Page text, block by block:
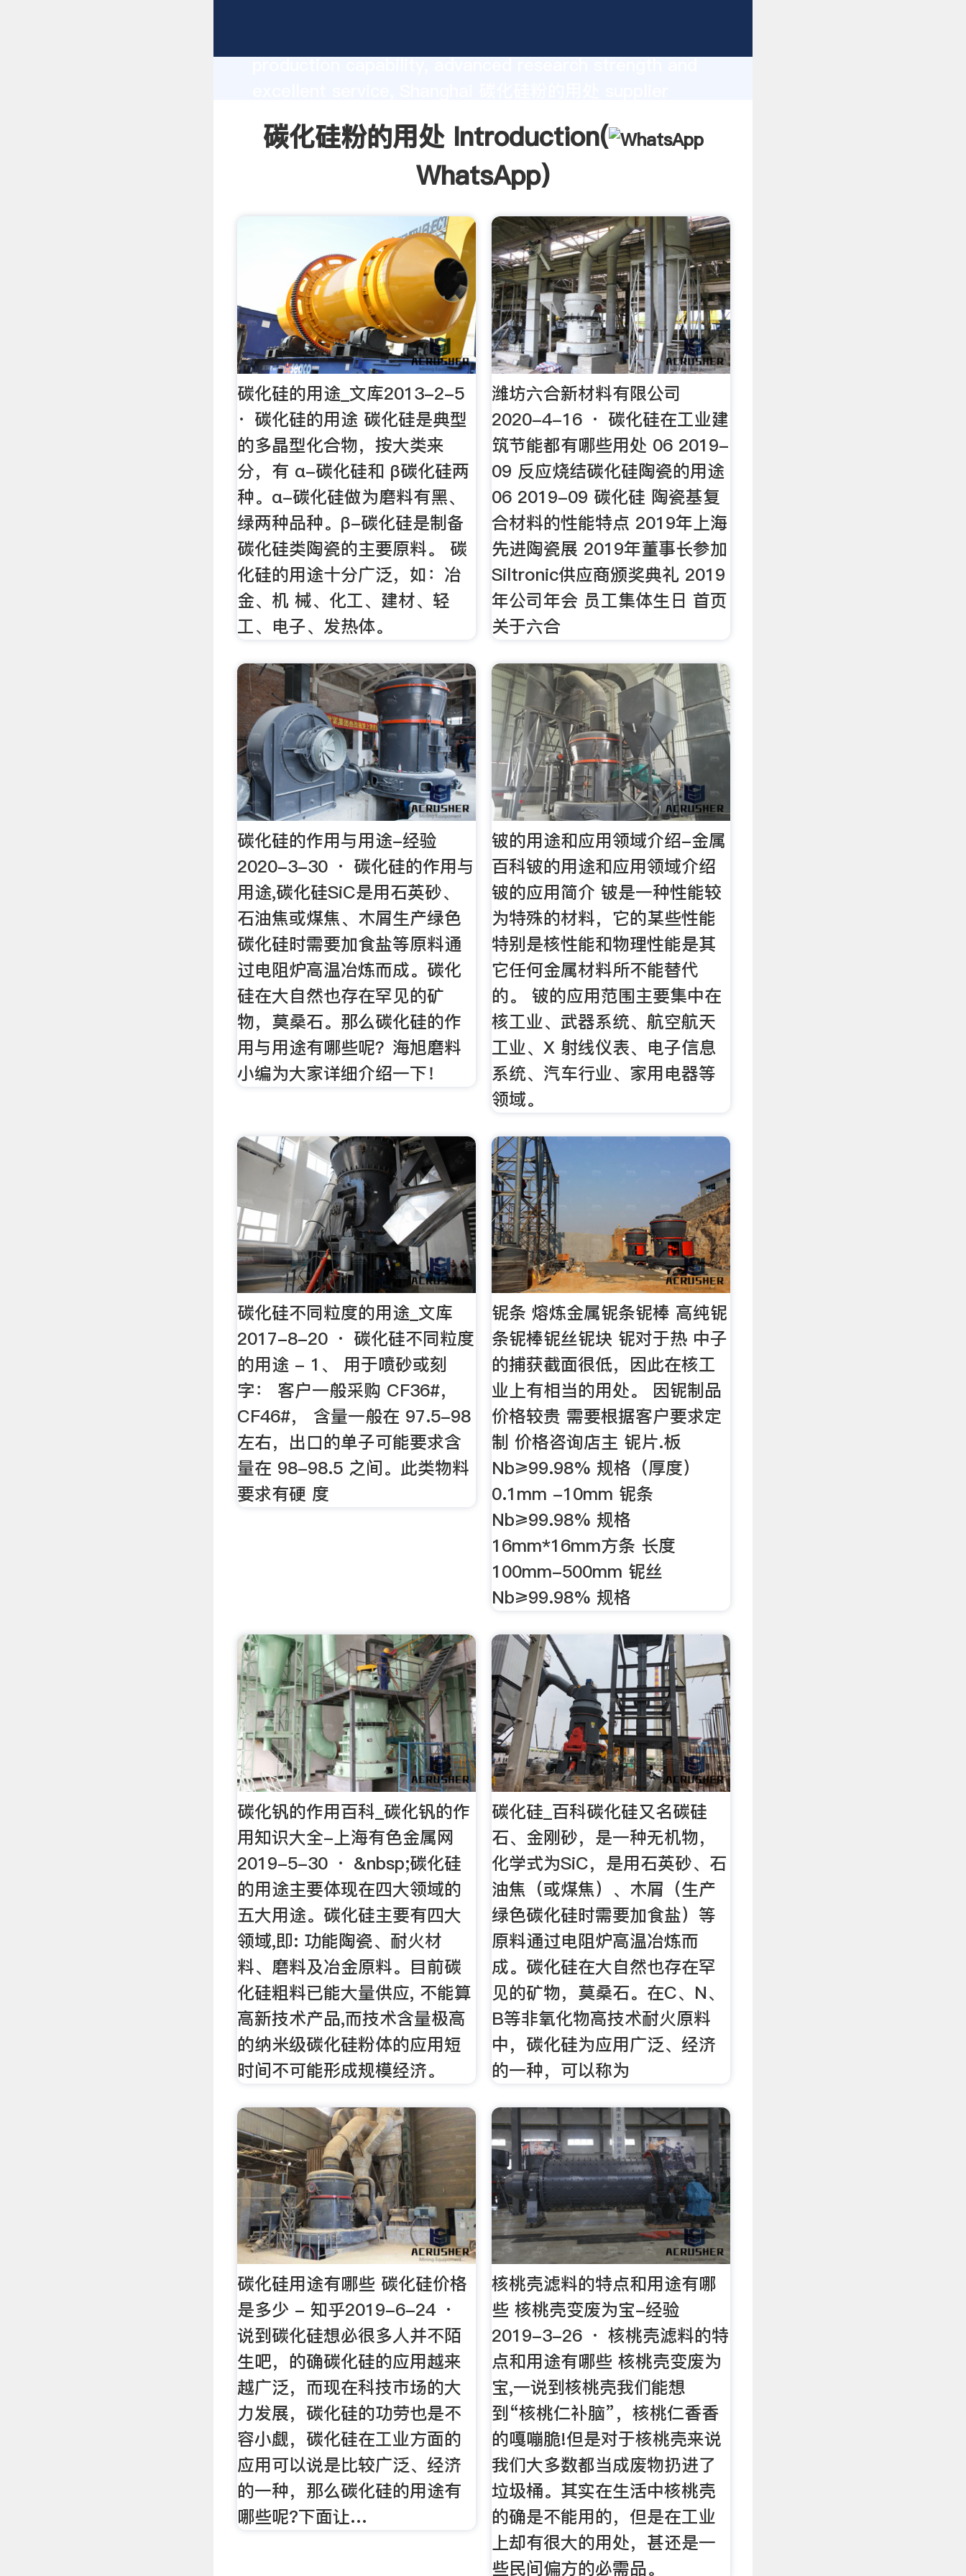
create the value and bring values to all of customers.
碳化硅粉的用处 Introduction(
WhatsApp)
碳化硅的用途_文库2013-2-5
· 碳化硅的用途 碳化硅是典型
的多晶型化合物，按大类来
分，有 α-碳化硅和 β碳化硅两
种。α-碳化硅做为磨料有黑、
绿两种品种。β-碳化硅是制备
碳化硅类陶瓷的主要原料。 碳
化硅的用途十分广泛，如：冶
金、机 械、化工、建材、轻
工、电子、发热体。
潍坊六合新材料有限公司
2020-4-16 · 碳化硅在工业建
筑节能都有哪些用处 06 2019-
09 反应烧结碳化硅陶瓷的用途
06 2019-09 碳化硅 陶瓷基复
合材料的性能特点 2019年上海
先进陶瓷展 2019年董事长参加
Siltronic供应商颁奖典礼 2019
年公司年会 员工集体生日 首页
关于六合
碳化硅的作用与用途-经验
2020-3-30 · 碳化硅的作用与
用途,碳化硅SiC是用石英砂、
石油焦或煤焦、木屑生产绿色
碳化硅时需要加食盐等原料通
过电阻炉高温冶炼而成。碳化
硅在大自然也存在罕见的矿
物，莫桑石。那么碳化硅的作
用与用途有哪些呢？海旭磨料
小编为大家详细介绍一下！
铍的用途和应用领域介绍-金属
百科铍的用途和应用领域介绍
铍的应用简介 铍是一种性能较
为特殊的材料，它的某些性能
特别是核性能和物理性能是其
它任何金属材料所不能替代
的。 铍的应用范围主要集中在
核工业、武器系统、航空航天
工业、X 射线仪表、电子信息
系统、汽车行业、家用电器等
领域。
碳化硅不同粒度的用途_文库
2017-8-20 · 碳化硅不同粒度
的用途 - 1、 用于喷砂或刻
字： 客户一般采购 CF36#，
CF46#， 含量一般在 97.5-98
左右，出口的单子可能要求含
量在 98-98.5 之间。此类物料
要求有硬 度
铌条 熔炼金属铌条铌棒 高纯铌
条铌棒铌丝铌块 铌对于热 中子
的捕获截面很低，因此在核工
业上有相当的用处。 因铌制品
价格较贵 需要根据客户要求定
制 价格咨询店主 铌片.板
Nb≥99.98% 规格（厚度）
0.1mm -10mm 铌条
Nb≥99.98% 规格
16mm*16mm方条 长度
100mm-500mm 铌丝
Nb≥99.98% 规格
碳化钒的作用百科_碳化钒的作
用知识大全-上海有色金属网
2019-5-30 · &nbsp;碳化硅
的用途主要体现在四大领域的
五大用途。碳化硅主要有四大
领域,即: 功能陶瓷、耐火材
料、磨料及冶金原料。目前碳
化硅粗料已能大量供应, 不能算
高新技术产品,而技术含量极高
的纳米级碳化硅粉体的应用短
时间不可能形成规模经济。
碳化硅_百科碳化硅又名碳硅
石、金刚砂，是一种无机物，
化学式为SiC，是用石英砂、石
油焦（或煤焦）、木屑（生产
绿色碳化硅时需要加食盐）等
原料通过电阻炉高温冶炼而
成。碳化硅在大自然也存在罕
见的矿物，莫桑石。在C、N、
B等非氧化物高技术耐火原料
中，碳化硅为应用广泛、经济
的一种，可以称为
碳化硅用途有哪些 碳化硅价格
是多少 - 知乎2019-6-24 ·
说到碳化硅想必很多人并不陌
生吧，的确碳化硅的应用越来
越广泛，而现在科技市场的大
力发展，碳化硅的功劳也是不
容小觑，碳化硅在工业方面的
应用可以说是比较广泛、经济
的一种，那么碳化硅的用途有
哪些呢?下面让…
核桃壳滤料的特点和用途有哪
些 核桃壳变废为宝-经验
2019-3-26 · 核桃壳滤料的特
点和用途有哪些 核桃壳变废为
宝,一说到核桃壳我们能想
到“核桃仁补脑”，核桃仁香香
的嘎嘣脆!但是对于核桃壳来说
我们大多数都当成废物扔进了
垃圾桶。其实在生活中核桃壳
的确是不能用的，但是在工业
上却有很大的用处，甚还是一
些民间偏方的必需品。